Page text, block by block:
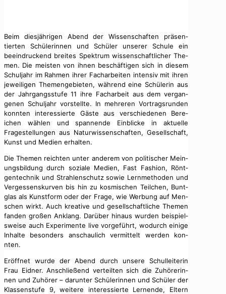
Beim diesjähri­gen Abend der Wis­senschaften präsen­
tierten Schü­lerin­nen und Schüler unser­er Schule ein
beein­druck­end bre­ites Spek­trum wis­senschaftlich­er The­
men. Die meis­ten von ihnen beschäfti­gen sich in diesem
Schul­jahr im Rah­men ihrer Fachar­beit­en inten­siv mit ihren
jew­eili­gen The­menge­bi­eten, während eine Schü­lerin aus
der Jahrgangsstufe 11 ihre Fachar­beit aus dem ver­gan­
genen Schul­jahr vorstellte. In mehreren Vor­tragsrun­den
kon­nten inter­essierte Gäste aus ver­schiede­nen Bere­
ichen wählen und span­nende Ein­blicke in aktuelle
Fragestel­lun­gen aus Natur­wis­senschaften, Gesellschaft,
Kun­st und Medi­en erhal­ten.
Die The­men reicht­en unter anderem von poli­tis­ch­er Mei­n­
ungs­bil­dung durch soziale Medi­en, Fast Fash­ion, Rönt­
gen­tech­nik und Strahlen­schutz sowie Lern­meth­o­d­en und
Vergessen­skur­ven bis hin zu kos­mis­chen Teilchen, Bunt­
glas als Kun­st­form oder der Frage, wie Wer­bung auf Men­
schen wirkt. Auch kreative und gesellschaftliche The­men
fan­den großen Anklang. Darüber hin­aus wur­den beispiel­
sweise auch Exper­i­mente live vorge­führt, wodurch einige
Inhalte beson­ders anschaulich ver­mit­telt wer­den kon­
nten.
Eröffnet wurde der Abend durch unsere Schullei­t­erin
Frau Eid­ner. Anschließend verteil­ten sich die Zuhörerin­
nen und Zuhör­er – darunter Schü­lerin­nen und Schüler der
Klassen­stufe 9, weit­ere inter­essierte Ler­nende, Eltern